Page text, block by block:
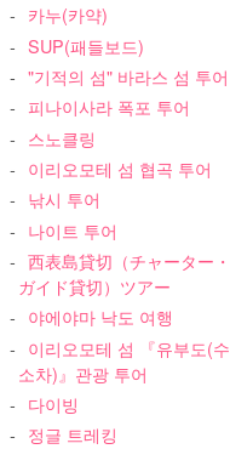
카누(카약)
SUP(패들보드)
"기적의 섬" 바라스 섬 투어
피나이사라 폭포 투어
스노클링
이리오모테 섬 협곡 투어
낚시 투어
나이트 투어
西表島貸切（チャーター・
ガイド貸切）ツアー
야에야마 낙도 여행
이리오모테 섬 『유부도(수
소차)』관광 투어
다이빙
정글 트레킹